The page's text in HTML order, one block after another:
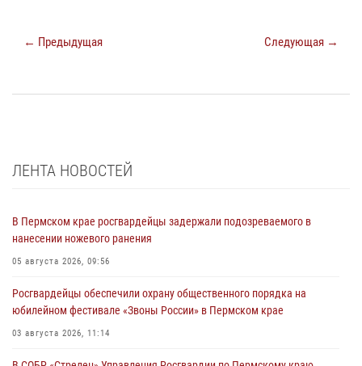
← Предыдущая Следующая →
ЛЕНТА НОВОСТЕЙ
В Пермском крае росгвардейцы задержали подозреваемого в
нанесении ножевого ранения
05 августа 2026, 09:56
Росгвардейцы обеспечили охрану общественного порядка на
юбилейном фестивале «Звоны России» в Пермском крае
03 августа 2026, 11:14